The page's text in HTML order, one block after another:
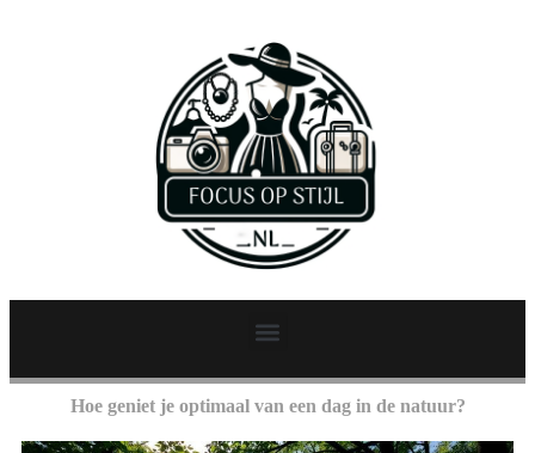
Hoe geniet je optimaal van een dag in de natuur?